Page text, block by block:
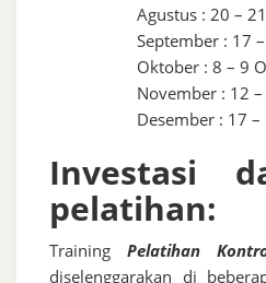
Agustus : 20 –
September : 17
Oktober : 8 – 9
November : 12
Desember : 17
Investasi
pelatihan:
Training Pelatihan
diselenggarakan di